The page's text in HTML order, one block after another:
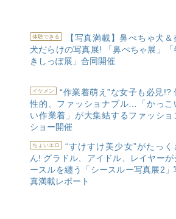
体験できる
【写真満載】鼻ぺちゃ犬＆
犬だらけの写真展! 「鼻ぺちゃ展」「
きしっぽ展」合同開催
イケメン
“作業着萌え”な女子も必見!?
性的、ファッショナブル…「かっこ
い作業着」が大集結するファッショ
ショー開催
ちょいエロ
“すけすけ美少女”がたっく
ん! グラドル、アイドル、レイヤーが
ースルを纏う「シースルー写真展2」
真満載レポート